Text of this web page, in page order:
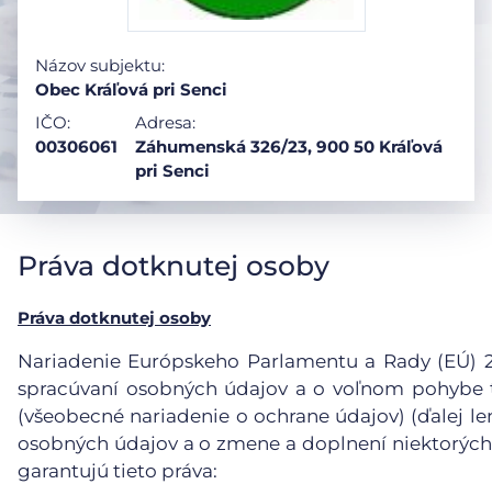
Názov subjektu:
Obec Kráľová pri Senci
IČO:
00306061
Adresa:
Záhumenská 326/23, 900 50 Kráľová
pri Senci
Práva dotknutej osoby
Práva dotknutej osoby
Nariadenie Európskeho Parlamentu a Rady (EÚ)
spracúvaní osobných údajov a o voľnom
(všeobecné nariadenie o ochrane údajov) (ďalej
osobných údajov a o zmene a doplnení
garantujú tieto práva: